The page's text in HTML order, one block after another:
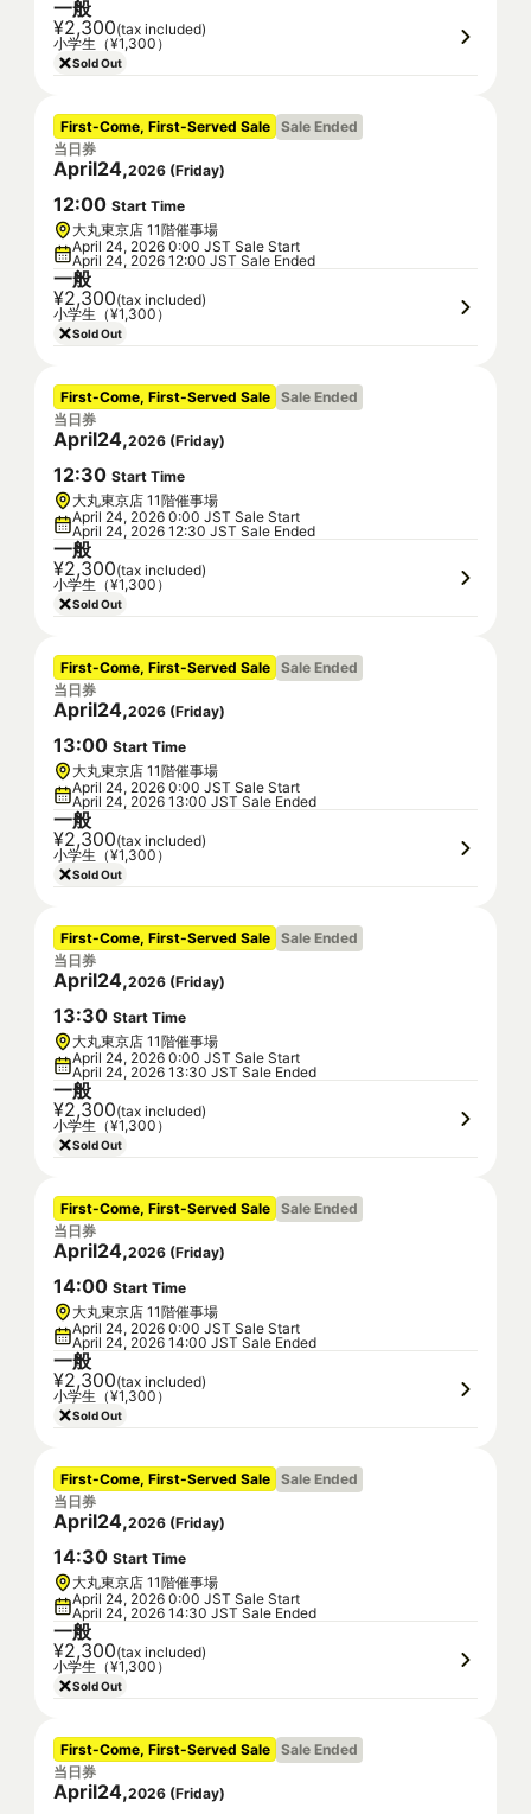
一般
¥2,300(tax included)
小学生（¥1,300）
Sold Out
First-Come, First-Served Sale Sale Ended
当日券
April24,2026 (Friday)
12:00 Start Time
大丸東京店 11階催事場
April 24, 2026 0:00 JST Sale Start
April 24, 2026 12:00 JST Sale Ended
一般
¥2,300(tax included)
小学生（¥1,300）
Sold Out
First-Come, First-Served Sale Sale Ended
当日券
April24,2026 (Friday)
12:30 Start Time
大丸東京店 11階催事場
April 24, 2026 0:00 JST Sale Start
April 24, 2026 12:30 JST Sale Ended
一般
¥2,300(tax included)
小学生（¥1,300）
Sold Out
First-Come, First-Served Sale Sale Ended
当日券
April24,2026 (Friday)
13:00 Start Time
大丸東京店 11階催事場
April 24, 2026 0:00 JST Sale Start
April 24, 2026 13:00 JST Sale Ended
一般
¥2,300(tax included)
小学生（¥1,300）
Sold Out
First-Come, First-Served Sale Sale Ended
当日券
April24,2026 (Friday)
13:30 Start Time
大丸東京店 11階催事場
April 24, 2026 0:00 JST Sale Start
April 24, 2026 13:30 JST Sale Ended
一般
¥2,300(tax included)
小学生（¥1,300）
Sold Out
First-Come, First-Served Sale Sale Ended
当日券
April24,2026 (Friday)
14:00 Start Time
大丸東京店 11階催事場
April 24, 2026 0:00 JST Sale Start
April 24, 2026 14:00 JST Sale Ended
一般
¥2,300(tax included)
小学生（¥1,300）
Sold Out
First-Come, First-Served Sale Sale Ended
当日券
April24,2026 (Friday)
14:30 Start Time
大丸東京店 11階催事場
April 24, 2026 0:00 JST Sale Start
April 24, 2026 14:30 JST Sale Ended
一般
¥2,300(tax included)
小学生（¥1,300）
Sold Out
First-Come, First-Served Sale Sale Ended
当日券
April24,2026 (Friday)